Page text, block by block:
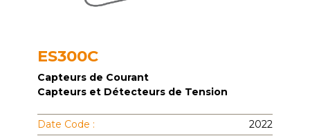
ES300C
Capteurs de Courant
Capteurs et Détecteurs de Tension
Date Code :
2022